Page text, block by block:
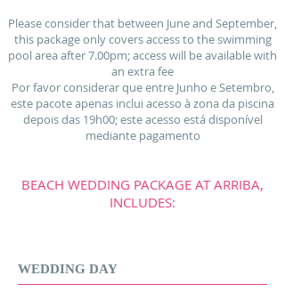
Please consider that between June and September,
this package only covers access to the swimming
pool area after 7.00pm ; access will be available with
an extra fee
Por favor considerar que entre Junho e Setembro,
este pacote apenas inclui acesso à zona da piscina
depois das 19h00; este acesso está disponível
mediante pagamento
BEACH WEDDING PACKAGE AT ARRIBA,
INCLUDES:
WEDDING DAY